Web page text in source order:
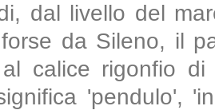
dal livello del
da Sileno, il
calice rigonfio
'pendulo',